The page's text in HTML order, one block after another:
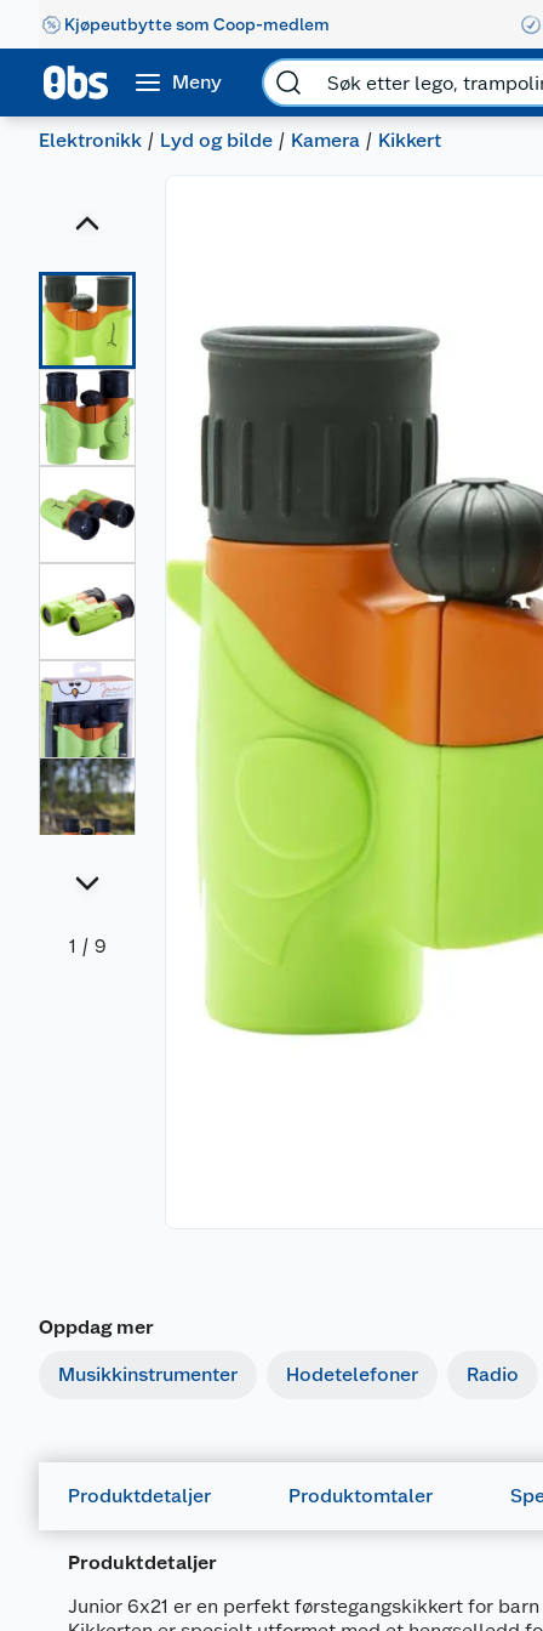
Kjøpeutbytte som Coop-medlem
Meny
Elektronikk Lyd og bilde Kamera Kikkert
1 / 9
Oppdag mer
Musikkinstrumenter Hodetelefoner Radio
Produktdetaljer Produktomtaler
Produktdetaljer
Junior 6x21 er en perfekt førstegangskikkert for barn